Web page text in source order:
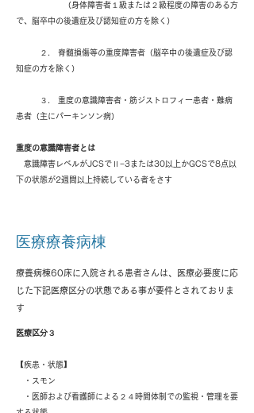
（身体障害者１級または２級程度の障害のある方
で、脳卒中の後遺症及び認知症の方を除く）
２. 脊髄損傷等の重度障害者（脳卒中の後遺症及び認
知症の方を除く）
​ ３. 重度の意識障害者・筋ジストロフィー患者・難病
患者（主にパーキンソン病）
重度の意識障害者とは
​ 意識障害レベルがJCSでⅡ−3または30以上かGCSで8点以
下の状態が2週間以上持続している者をさす
医療療養病棟
療養病棟60床に入院される患者さんは、医療必要度に応
じた下記医療区分の状態である事が要件とされておりま
す
医療区分３
【疾患・状態】
・スモン
・医師および看護師による２４時間体制での監視・管理を要